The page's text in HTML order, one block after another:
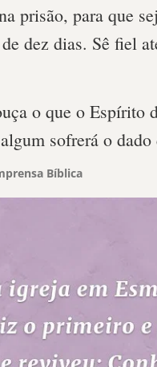
prisão, para que
dez dias. Sê fiel
o que o Espírito
sofrerá o
Bíblica